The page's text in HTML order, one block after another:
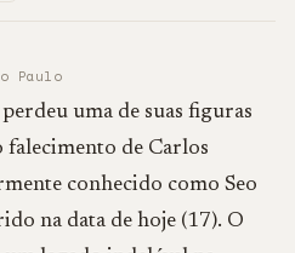
Paulo
uma de suas figuras
falecimento de Carlos
conhecido como Seo
na data de hoje (17). O